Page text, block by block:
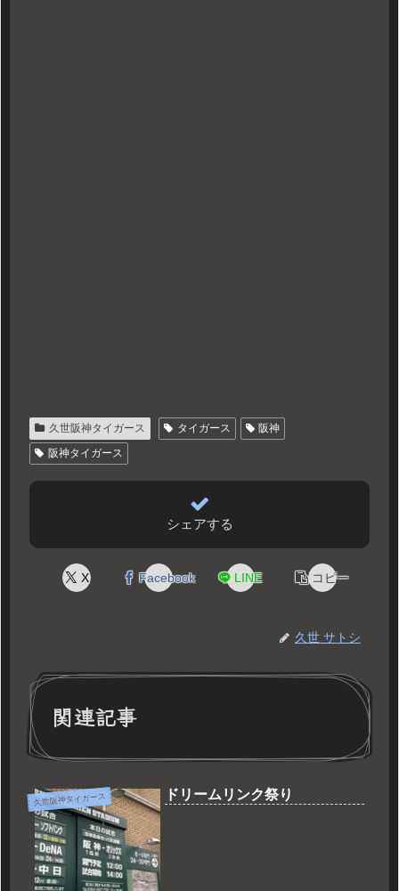
久世阪神タイガース タイガース
阪神
阪神タイガース
シェアする
X Facebook LINE コピー
久世 サトシ
関連記事
久世阪神タイガース ドリームリンク祭り